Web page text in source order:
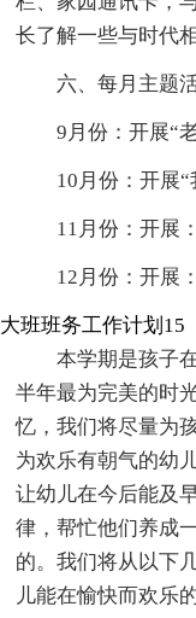
长了解一些与时代
六、每月主题
9月份：开展“
10月份：开展
11月份：开展
12月份：开展
大班班务工作计划15
本学期是孩子
半年最为完美的时
忆，我们将尽量为
为欢乐有朝气的幼
让幼儿在今后能及
律，帮忙他们养成
的。我们将从以下
儿能在愉快而欢乐